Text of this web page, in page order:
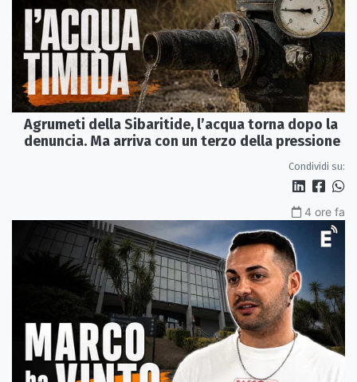
Agrumeti della Sibaritide, l’acqua torna dopo la
denuncia. Ma arriva con un terzo della pressione
Condividi su:
4 ore fa